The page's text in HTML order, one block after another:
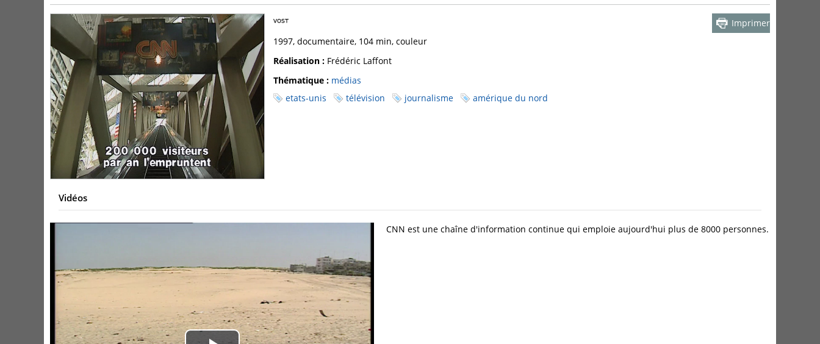
Imprimer
1997, documentaire, 104 min, couleur
Réalisation : Frédéric Laffont
Thématique : médias
etats-unis
télévision journalisme amérique du nord
Vidéos
CNN est une chaîne d'information continue qui emploie aujourd'hui plus de 8000 personnes.